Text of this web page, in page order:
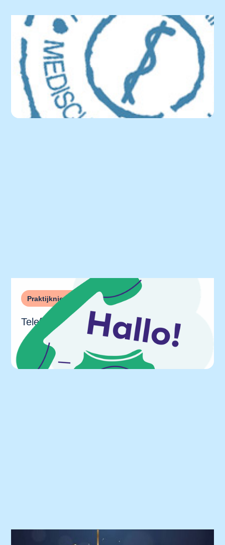
Praktijknieuws
Rijbewijskeuringen
Rijbewijskeuringen
Lees het nieuwsbericht
Praktijknieuws
Telefonische bereikbaarheid
Lees het nieuwsbericht